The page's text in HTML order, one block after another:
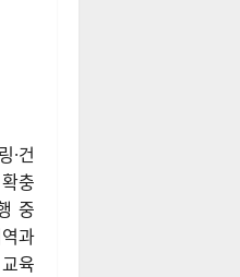
중
과
육
해
있